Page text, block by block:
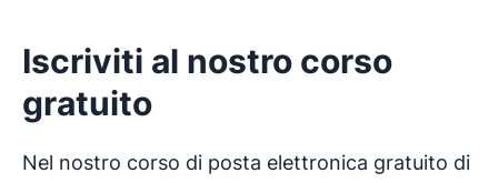
Iscriviti al nostro corso
gratuito
Nel nostro corso di posta elettronica gratuito di